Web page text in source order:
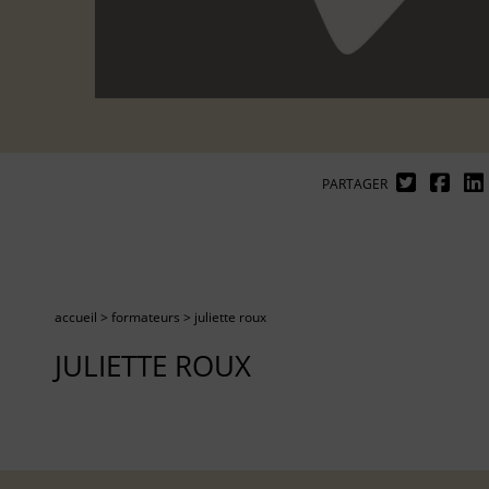
PARTAGER
accueil > formateurs > juliette roux
JULIETTE ROUX